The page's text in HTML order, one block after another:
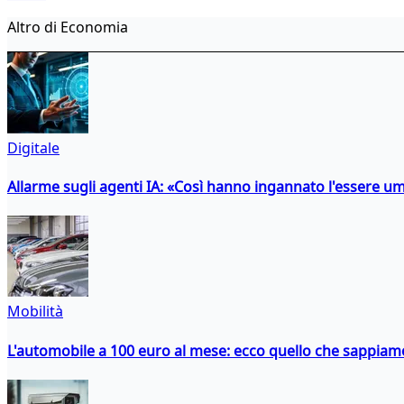
Altro di Economia
Digitale
Allarme sugli agenti IA: «Così hanno ingannato l'essere
Mobilità
L'automobile a 100 euro al mese: ecco quello che